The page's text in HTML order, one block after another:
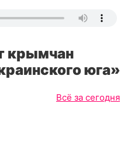
крымчан
юга»
Всё за сегодня